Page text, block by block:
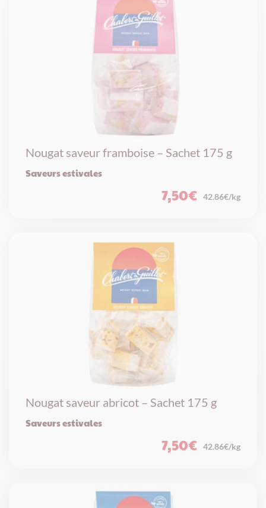
Nougat saveur framboise – Sachet 175 g
Saveurs estivales
7,50€ 42.86€/kg
Nougat saveur abricot – Sachet 175 g
Saveurs estivales
7,50€ 42.86€/kg